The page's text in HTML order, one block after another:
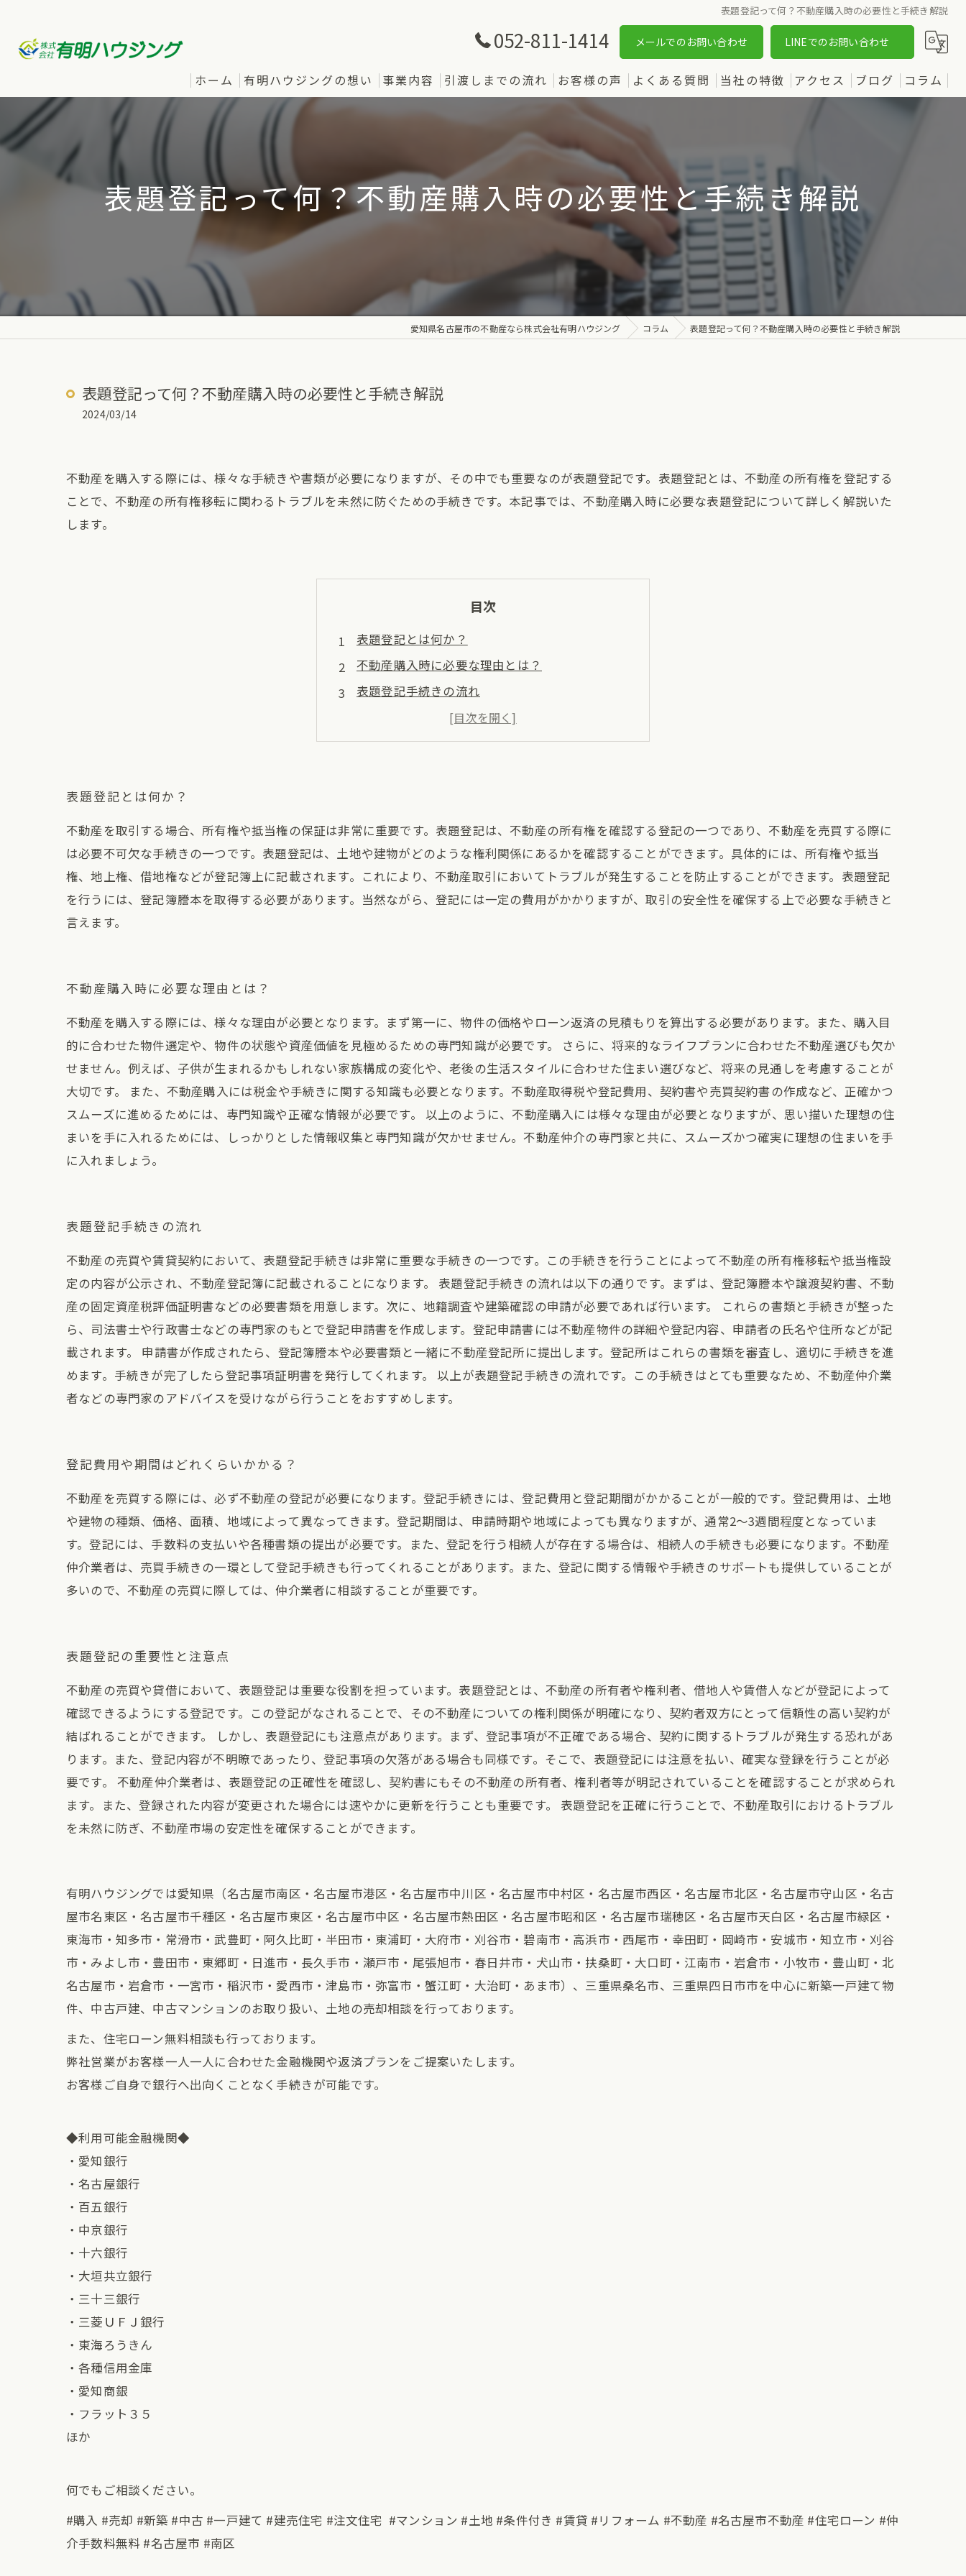
表題登記って何？不動産購入時の必要性と手続き解説
052-811-1414 メールでのお問い合わせ LINEでのお問い合わせ
ホーム 有明ハウジングの想い 事業内容 引渡しまでの流れ お客様の声 よくある質問 当社の特徴
土地
新築
中古
アクセス ブログ コラム
表題登記って何？不動産購入時の必要性と手続き解説
愛知県名古屋市の不動産なら株式会社有明ハウジング コラム 表題登記って何？不動産購入時の必要性と手続き解説
表題登記って何？不動産購入時の必要性と手続き解説
2024/03/14
不動産を購入する際には、様々な手続きや書類が必要になりますが、その中でも重要なのが表題登記です。表題登記とは、不動産の所有権を登記する
ことで、不動産の所有権移転に関わるトラブルを未然に防ぐための手続きです。本記事では、不動産購入時に必要な表題登記について詳しく解説いた
します。
目次
表題登記とは何か？
不動産購入時に必要な理由とは？
表題登記手続きの流れ
登記費用や期間はどれくらいかかる？
表題登記の重要性と注意点
表題登記とは何か？
不動産を取引する場合、所有権や抵当権の保証は非常に重要です。表題登記は、不動産の所有権を確認する登記の一つであり、不動産を売買する際に
は必要不可欠な手続きの一つです。表題登記は、土地や建物がどのような権利関係にあるかを確認することができます。具体的には、所有権や抵当
権、地上権、借地権などが登記簿上に記載されます。これにより、不動産取引においてトラブルが発生することを防止することができます。表題登記
を行うには、登記簿謄本を取得する必要があります。当然ながら、登記には一定の費用がかかりますが、取引の安全性を確保する上で必要な手続きと
言えます。
不動産購入時に必要な理由とは？
不動産を購入する際には、様々な理由が必要となります。まず第一に、物件の価格やローン返済の見積もりを算出する必要があります。また、購入目
的に合わせた物件選定や、物件の状態や資産価値を見極めるための専門知識が必要です。 さらに、将来的なライフプランに合わせた不動産選びも欠か
せません。例えば、子供が生まれるかもしれない家族構成の変化や、老後の生活スタイルに合わせた住まい選びなど、将来の見通しを考慮することが
大切です。 また、不動産購入には税金や手続きに関する知識も必要となります。不動産取得税や登記費用、契約書や売買契約書の作成など、正確かつ
スムーズに進めるためには、専門知識や正確な情報が必要です。 以上のように、不動産購入には様々な理由が必要となりますが、思い描いた理想の住
まいを手に入れるためには、しっかりとした情報収集と専門知識が欠かせません。不動産仲介の専門家と共に、スムーズかつ確実に理想の住まいを手
に入れましょう。
表題登記手続きの流れ
不動産の売買や賃貸契約において、表題登記手続きは非常に重要な手続きの一つです。この手続きを行うことによって不動産の所有権移転や抵当権設
定の内容が公示され、不動産登記簿に記載されることになります。 表題登記手続きの流れは以下の通りです。まずは、登記簿謄本や譲渡契約書、不動
産の固定資産税評価証明書などの必要書類を用意します。次に、地籍調査や建築確認の申請が必要であれば行います。 これらの書類と手続きが整った
ら、司法書士や行政書士などの専門家のもとで登記申請書を作成します。登記申請書には不動産物件の詳細や登記内容、申請者の氏名や住所などが記
載されます。 申請書が作成されたら、登記簿謄本や必要書類と一緒に不動産登記所に提出します。登記所はこれらの書類を審査し、適切に手続きを進
めます。手続きが完了したら登記事項証明書を発行してくれます。 以上が表題登記手続きの流れです。この手続きはとても重要なため、不動産仲介業
者などの専門家のアドバイスを受けながら行うことをおすすめします。
登記費用や期間はどれくらいかかる？
不動産を売買する際には、必ず不動産の登記が必要になります。登記手続きには、登記費用と登記期間がかかることが一般的です。登記費用は、土地
や建物の種類、価格、面積、地域によって異なってきます。登記期間は、申請時期や地域によっても異なりますが、通常2～3週間程度となっていま
す。登記には、手数料の支払いや各種書類の提出が必要です。また、登記を行う相続人が存在する場合は、相続人の手続きも必要になります。不動産
仲介業者は、売買手続きの一環として登記手続きも行ってくれることがあります。また、登記に関する情報や手続きのサポートも提供していることが
多いので、不動産の売買に際しては、仲介業者に相談することが重要です。
表題登記の重要性と注意点
不動産の売買や貸借において、表題登記は重要な役割を担っています。表題登記とは、不動産の所有者や権利者、借地人や賃借人などが登記によって
確認できるようにする登記です。この登記がなされることで、その不動産についての権利関係が明確になり、契約者双方にとって信頼性の高い契約が
結ばれることができます。 しかし、表題登記にも注意点があります。まず、登記事項が不正確である場合、契約に関するトラブルが発生する恐れがあ
ります。また、登記内容が不明瞭であったり、登記事項の欠落がある場合も同様です。そこで、表題登記には注意を払い、確実な登録を行うことが必
要です。 不動産仲介業者は、表題登記の正確性を確認し、契約書にもその不動産の所有者、権利者等が明記されていることを確認することが求められ
ます。また、登録された内容が変更された場合には速やかに更新を行うことも重要です。 表題登記を正確に行うことで、不動産取引におけるトラブル
を未然に防ぎ、不動産市場の安定性を確保することができます。
有明ハウジングでは愛知県（名古屋市南区・名古屋市港区・名古屋市中川区・名古屋市中村区・名古屋市西区・名古屋市北区・名古屋市守山区・名古
屋市名東区・名古屋市千種区・名古屋市東区・名古屋市中区・名古屋市熱田区・名古屋市昭和区・名古屋市瑞穂区・名古屋市天白区・名古屋市緑区・
東海市・知多市・常滑市・武豊町・阿久比町・半田市・東浦町・大府市・刈谷市・碧南市・高浜市・西尾市・幸田町・岡崎市・安城市・知立市・刈谷
市・みよし市・豊田市・東郷町・日進市・長久手市・瀬戸市・尾張旭市・春日井市・犬山市・扶桑町・大口町・江南市・岩倉市・小牧市・豊山町・北
名古屋市・岩倉市・一宮市・稲沢市・愛西市・津島市・弥富市・蟹江町・大治町・あま市）、三重県桑名市、三重県四日市市を中心に新築一戸建て物
件、中古戸建、中古マンションのお取り扱い、土地の売却相談を行っております。
また、住宅ローン無料相談も行っております。
弊社営業がお客様一人一人に合わせた金融機関や返済プランをご提案いたします。
お客様ご自身で銀行へ出向くことなく手続きが可能です。
◆利用可能金融機関◆
・愛知銀行
・名古屋銀行
・百五銀行
・中京銀行
・十六銀行
・大垣共立銀行
・三十三銀行
・三菱ＵＦＪ銀行
・東海ろうきん
・各種信用金庫
・愛知商銀
・フラット３５
ほか
何でもご相談ください。
#購入 #売却 #新築 #中古 #一戸建て #建売住宅 #注文住宅 #マンション #土地 #条件付き #賃貸 #リフォーム #不動産 #名古屋市不動産 #住宅ローン #仲
介手数料無料 #名古屋市 #南区